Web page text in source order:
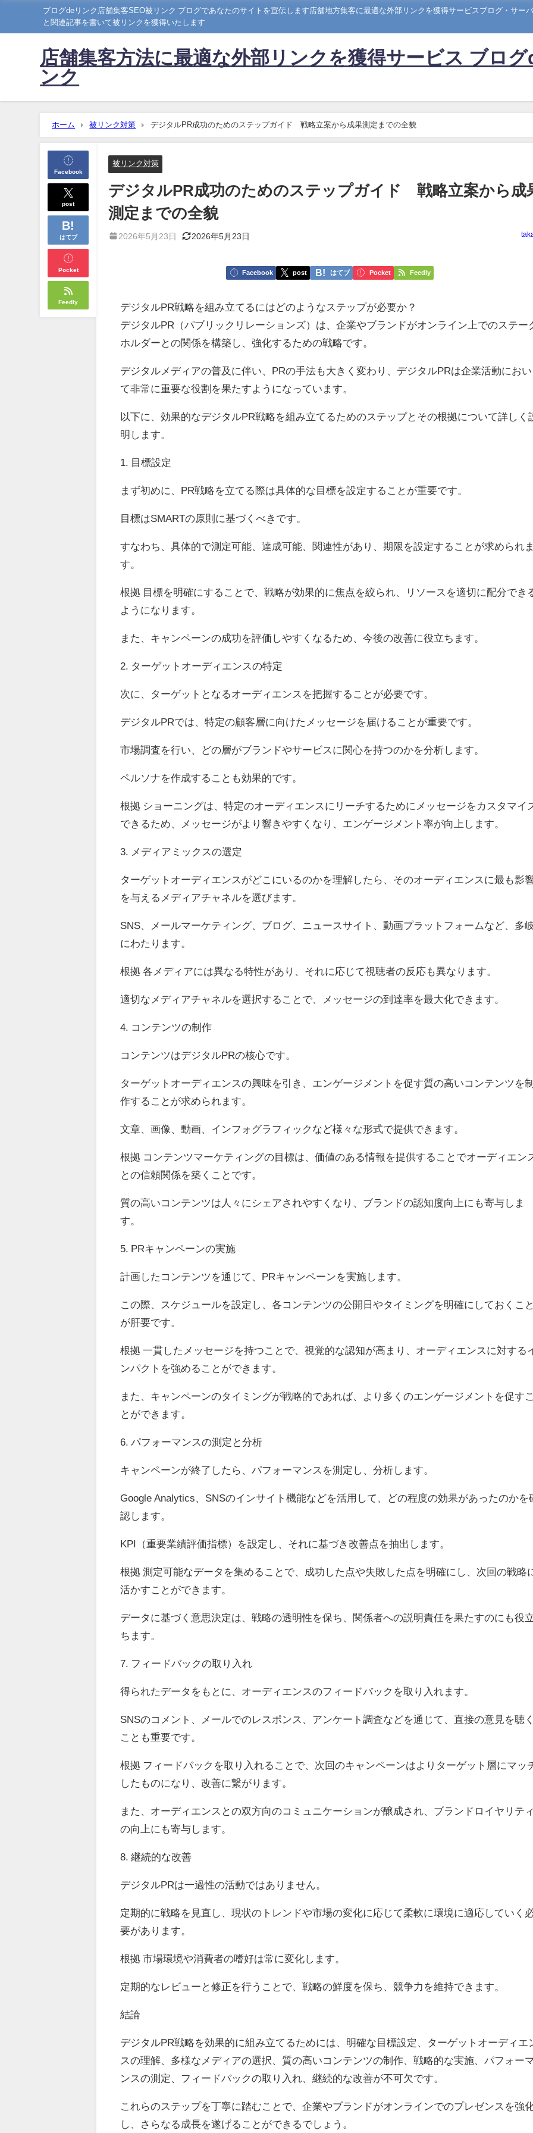
ブログdeリンク店舗集客SEO被リンク ブログであなたのサイトを宣伝します店舗地方集客に最適な外部リンクを獲得サービスブログ・サー
と関連記事を書いて被リンクを獲得いたします
店舗集客方法に最適な外部リンクを獲得サービス ブロ
ンク
ホーム 被リンク対策 デジタルPR成功のためのステップガイド 戦略立案から成果測定までの全貌
Facebook
post
はてブ
Pocket
Feedly
被リンク対策
デジタルPR成功のためのステップガイド 戦略立案から成
測定までの全貌
2026年5月23日 2026年5月23日
Facebook post はてブ Pocket Feedly
デジタルPR戦略を組み立てるにはどのようなステップが必要か？
デジタルPR（パブリックリレーションズ）は、企業やブランドがオンライン上でのステー
ホルダーとの関係を構築し、強化するための戦略です。
デジタルメディアの普及に伴い、PRの手法も大きく変わり、デジタルPRは企業活動におい
て非常に重要な役割を果たすようになっています。
以下に、効果的なデジタルPR戦略を組み立てるためのステップとその根拠について詳しく
明します。
1. 目標設定
まず初めに、PR戦略を立てる際は具体的な目標を設定することが重要です。
目標はSMARTの原則に基づくべきです。
すなわち、具体的で測定可能、達成可能、関連性があり、期限を設定することが求められ
す。
根拠 目標を明確にすることで、戦略が効果的に焦点を絞られ、リソースを適切に配分でき
ようになります。
また、キャンペーンの成功を評価しやすくなるため、今後の改善に役立ちます。
2. ターゲットオーディエンスの特定
次に、ターゲットとなるオーディエンスを把握することが必要です。
デジタルPRでは、特定の顧客層に向けたメッセージを届けることが重要です。
市場調査を行い、どの層がブランドやサービスに関心を持つのかを分析します。
ペルソナを作成することも効果的です。
根拠 ショーニングは、特定のオーディエンスにリーチするためにメッセージをカスタマイ
できるため、メッセージがより響きやすくなり、エンゲージメント率が向上します。
3. メディアミックスの選定
ターゲットオーディエンスがどこにいるのかを理解したら、そのオーディエンスに最も影
を与えるメディアチャネルを選びます。
SNS、メールマーケティング、ブログ、ニュースサイト、動画プラットフォームなど、多
にわたります。
根拠 各メディアには異なる特性があり、それに応じて視聴者の反応も異なります。
適切なメディアチャネルを選択することで、メッセージの到達率を最大化できます。
4. コンテンツの制作
コンテンツはデジタルPRの核心です。
ターゲットオーディエンスの興味を引き、エンゲージメントを促す質の高いコンテンツを
作することが求められます。
文章、画像、動画、インフォグラフィックなど様々な形式で提供できます。
根拠 コンテンツマーケティングの目標は、価値のある情報を提供することでオーディエン
との信頼関係を築くことです。
質の高いコンテンツは人々にシェアされやすくなり、ブランドの認知度向上にも寄与しま
す。
5. PRキャンペーンの実施
計画したコンテンツを通じて、PRキャンペーンを実施します。
この際、スケジュールを設定し、各コンテンツの公開日やタイミングを明確にしておくこ
が肝要です。
根拠 一貫したメッセージを持つことで、視覚的な認知が高まり、オーディエンスに対する
ンパクトを強めることができます。
また、キャンペーンのタイミングが戦略的であれば、より多くのエンゲージメントを促す
とができます。
6. パフォーマンスの測定と分析
キャンペーンが終了したら、パフォーマンスを測定し、分析します。
Google Analytics、SNSのインサイト機能などを活用して、どの程度の効果があったのかを
認します。
KPI（重要業績評価指標）を設定し、それに基づき改善点を抽出します。
根拠 測定可能なデータを集めることで、成功した点や失敗した点を明確にし、次回の戦略
活かすことができます。
データに基づく意思決定は、戦略の透明性を保ち、関係者への説明責任を果たすのにも役
ちます。
7. フィードバックの取り入れ
得られたデータをもとに、オーディエンスのフィードバックを取り入れます。
SNSのコメント、メールでのレスポンス、アンケート調査などを通じて、直接の意見を聴
ことも重要です。
根拠 フィードバックを取り入れることで、次回のキャンペーンはよりターゲット層にマッ
したものになり、改善に繋がります。
また、オーディエンスとの双方向のコミュニケーションが醸成され、ブランドロイヤリテ
の向上にも寄与します。
8. 継続的な改善
デジタルPRは一過性の活動ではありません。
定期的に戦略を見直し、現状のトレンドや市場の変化に応じて柔軟に環境に適応していく
要があります。
根拠 市場環境や消費者の嗜好は常に変化します。
定期的なレビューと修正を行うことで、戦略の鮮度を保ち、競争力を維持できます。
結論
デジタルPR戦略を効果的に組み立てるためには、明確な目標設定、ターゲットオーディエ
スの理解、多様なメディアの選択、質の高いコンテンツの制作、戦略的な実施、パフォー
ンスの測定、フィードバックの取り入れ、継続的な改善が不可欠です。
これらのステップを丁寧に踏むことで、企業やブランドがオンラインでのプレゼンスを強
し、さらなる成長を遂げることができるでしょう。